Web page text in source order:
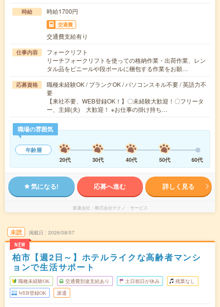
時給 時給1700円
交通費
交通費支給有り
仕事内容
フォークリフト
リーチフォークリフトを使っての格納作業・出荷作業、レン
タル品をビニールや段ボールに梱包する作業をお願…
応募資格
職種未経験OK / ブランクOK / パソコンスキル不要 / 英語力不
要
【来社不要、WEB登録OK！】〇未経験大歓迎！〇フリータ
ー、主婦(夫) 大歓迎！ ※お仕事の掛け持ち…
職場の雰囲気
年齢層
20代
30代 40代 50代 60代
気になる! 応募へ進む 詳しく見る
派遣会社 株式会社テクノ・サービス
未読
NEW
掲載日 2026/08/07
柏市【週2日～】ホテルライクな高齢者マンシ
ョンで生活サポート
職種未経験OK 交通費別途支給あり 土日祝日が休み 残業なし
WEB登録OK 派遣